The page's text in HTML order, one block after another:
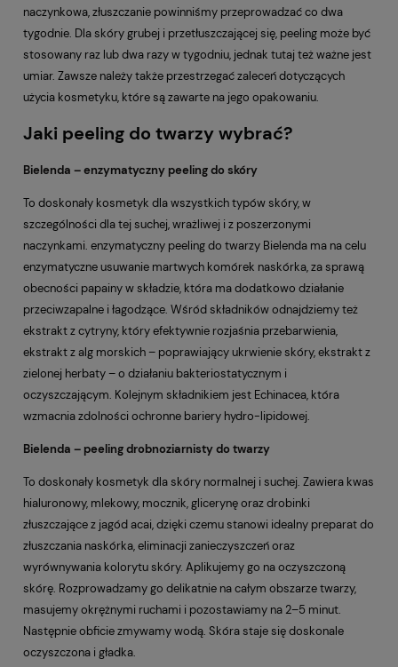
naczynkowa, złuszczanie powinniśmy przeprowadzać co dwa
tygodnie. Dla skóry grubej i przetłuszczającej się, peeling może być
stosowany raz lub dwa razy w tygodniu, jednak tutaj też ważne jest
umiar. Zawsze należy także przestrzegać zaleceń dotyczących
użycia kosmetyku, które są zawarte na jego opakowaniu.
Jaki peeling do twarzy wybrać?
Bielenda – enzymatyczny peeling do skóry
To doskonały kosmetyk dla wszystkich typów skóry, w
szczególności dla tej suchej, wrażliwej i z poszerzonymi
naczynkami. enzymatyczny peeling do twarzy Bielenda ma na celu
enzymatyczne usuwanie martwych komórek naskórka, za sprawą
obecności papainy w składzie, która ma dodatkowo działanie
przeciwzapalne i łagodzące. Wśród składników odnajdziemy też
ekstrakt z cytryny, który efektywnie rozjaśnia przebarwienia,
ekstrakt z alg morskich – poprawiający ukrwienie skóry, ekstrakt z
zielonej herbaty – o działaniu bakteriostatycznym i
oczyszczającym. Kolejnym składnikiem jest Echinacea, która
wzmacnia zdolności ochronne bariery hydro-lipidowej.
Bielenda – peeling drobnoziarnisty do twarzy
To doskonały kosmetyk dla skóry normalnej i suchej. Zawiera kwas
hialuronowy, mlekowy, mocznik, glicerynę oraz drobinki
złuszczające z jagód acai, dzięki czemu stanowi idealny preparat do
złuszczania naskórka, eliminacji zanieczyszczeń oraz
wyrównywania kolorytu skóry. Aplikujemy go na oczyszczoną
skórę. Rozprowadzamy go delikatnie na całym obszarze twarzy,
masujemy okrężnymi ruchami i pozostawiamy na 2–5 minut.
Następnie obficie zmywamy wodą. Skóra staje się doskonale
oczyszczona i gładka.